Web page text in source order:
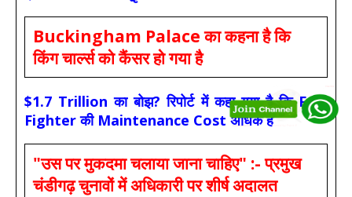
Buckingham Palace का कहना है कि
किंग चार्ल्स को कैंसर हो गया है
$1.7 Trillion का बोझ? रिपोर्ट में कहा गया है कि F-35
Fighter की Maintenance Cost अधिक है
"उस पर मुकदमा चलाया जाना चाहिए" :- प्रमुख
चंडीगढ़ चुनावों में अधिकारी पर शीर्ष अदालत